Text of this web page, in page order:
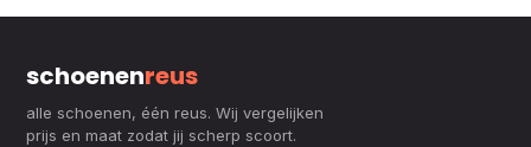
schoenenreus
alle schoenen, één reus. Wij vergelijken
prijs en maat zodat jij scherp scoort.